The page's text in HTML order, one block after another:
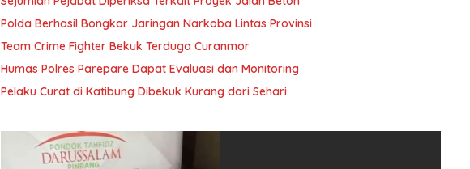
Polda Berhasil Bongkar Jaringan Narkoba Lintas Provinsi
Team Crime Fighter Bekuk Terduga Curanmor
Humas Polres Parepare Dapat Evaluasi dan Monitoring
Pelaku Curat di Katibung Dibekuk Kurang dari Sehari